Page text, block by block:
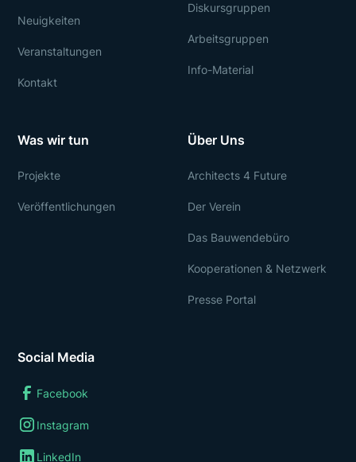
Neuigkeiten
Veranstaltungen
Kontakt
Diskursgruppen
Arbeitsgruppen
Info-Material
Social Media
Facebook
Instagram
LinkedIn
Was wir tun
Projekte
Veröffentlichungen
Über Uns
Architects 4 Future
Der Verein
Das Bauwendebüro
Kooperationen & Netzwerk
Presse Portal